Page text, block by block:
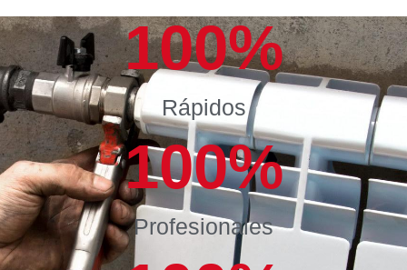
Rápidos
100%
Profesionales
100%